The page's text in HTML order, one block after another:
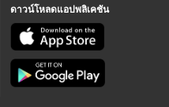
ดาวน์โหลดแอปพลิเคชัน